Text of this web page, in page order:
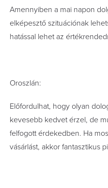
Amennyiben a mai napon
elképesztő szituációnak
hatással lehet az
Oroszlán:
Előfordulhat, hogy olyan
kevesebb kedvet érzel, de
felfogott érdekedben. Ha
vásárlást, akkor fantasztikus